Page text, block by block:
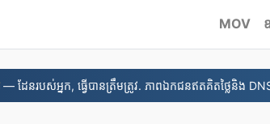
MOV
— ដែនរបស់អ្នក, ធ្វើបានត្រឹមត្រូវ. ភាពឯកជនឥតគិតថ្លៃនិង